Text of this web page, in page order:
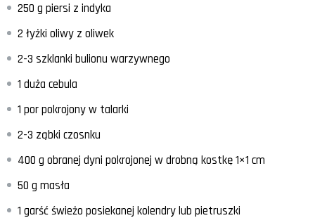
250 g piersi z indyka
2 łyżki oliwy z oliwek
2-3 szklanki bulionu warzywnego
1 duża cebula
1 por pokrojony w talarki
2-3 ząbki czosnku
400 g obranej dyni pokrojonej w drobną kostkę 1×1 cm
50 g masła
1 garść świeżo posiekanej kolendry lub pietruszki